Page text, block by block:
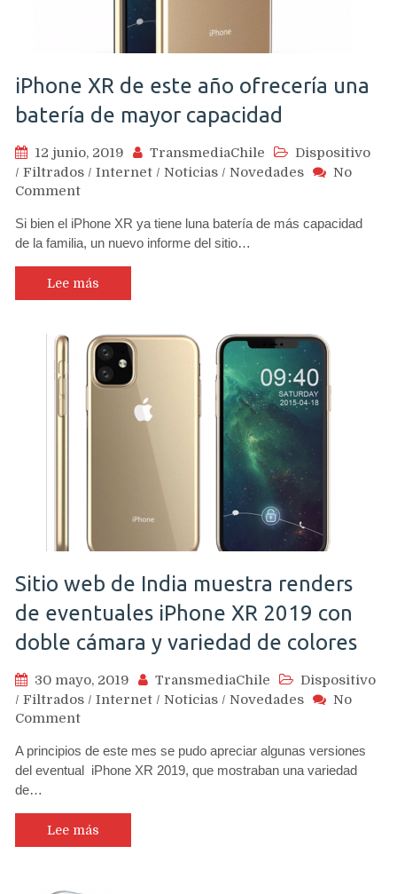
iPhone XR de este año ofrecería una
batería de mayor capacidad
12 junio, 2019 TransmediaChile
Dispositivo
/ Filtrados / Internet / Noticias / Novedades
No
Commenton
XR
de
este
año
ofrecería
batería
de
mayor
capacidad
Si bien el iPhone XR ya tiene luna batería de más capacidad
de la familia, un nuevo informe del sitio…
Lee más
Sitio web de India muestra renders
de eventuales iPhone XR 2019 con
doble cámara y variedad de colores
30 mayo, 2019 TransmediaChile
Dispositivo
/ Filtrados / Internet / Noticias / Novedades
No
Commenton
web
de
muestra
renders
de
A principios de este mes se pudo apreciar algunas versiones
del eventual iPhone XR 2019, que mostraban una variedad
de…
Lee más